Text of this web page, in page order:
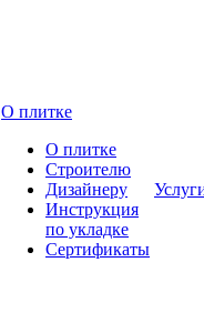
О плитке
О плитке
Строителю
Дизайнеру
Инструкция
по укладке
Сертификаты